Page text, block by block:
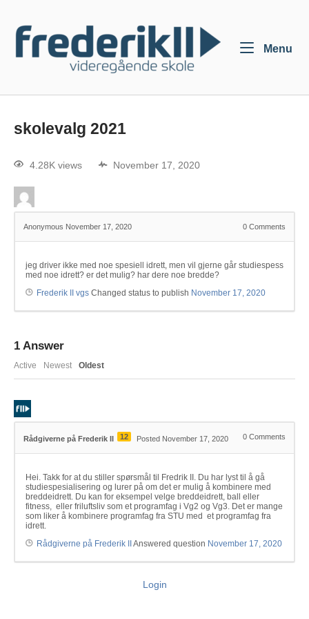
Menu
skolevalg 2021
4.28K views November 17, 2020
Anonymous November 17, 2020 0 Comments
jeg driver ikke med noe spesiell idrett, men vil gjerne går studiespess
med noe idrett? er det mulig? har dere noe bredde?
Frederik II vgs Changed status to publish November 17, 2020
1 Answer
Active Newest Oldest
Rådgiverne på Frederik II 12 Posted November 17, 2020 0 Comments
Hei. Takk for at du stiller spørsmål til Fredrik II. Du har lyst til å gå
studiespesialisering og lurer på om det er mulig å kombinere med
breddeidrett. Du kan for eksempel velge breddeidrett, ball eller
fitness, eller friluftsliv som et programfag i Vg2 og Vg3. Det er mange
som liker å kombinere programfag fra STU med et programfag fra
idrett.
Rådgiverne på Frederik II
Answered question November 17, 2020
Login